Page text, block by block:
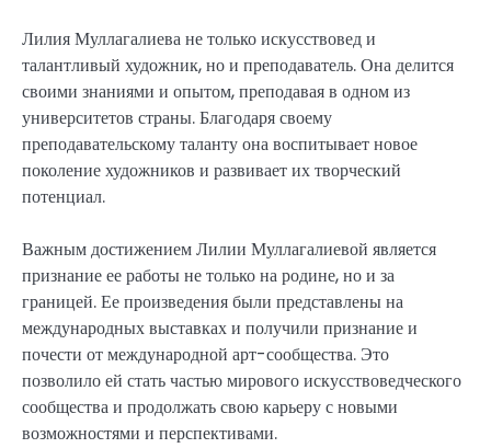
Лилия Муллагалиева не только искусствовед и
талантливый художник, но и преподаватель. Она делится
своими знаниями и опытом, преподавая в одном из
университетов страны. Благодаря своему
преподавательскому таланту она воспитывает новое
поколение художников и развивает их творческий
потенциал.
Важным достижением Лилии Муллагалиевой является
признание ее работы не только на родине, но и за
границей. Ее произведения были представлены на
международных выставках и получили признание и
почести от международной арт-сообщества. Это
позволило ей стать частью мирового искусствоведческого
сообщества и продолжать свою карьеру с новыми
возможностями и перспективами.